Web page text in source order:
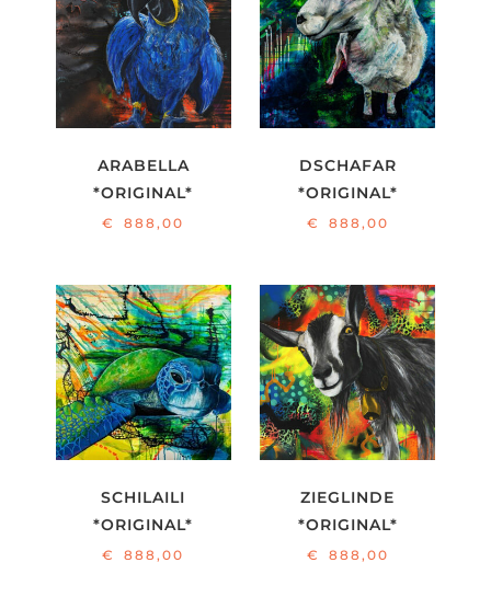
ARABELLA
*ORIGINAL*
€ 888,00
DSCHAFAR
*ORIGINAL*
€ 888,00
SCHILAILI
*ORIGINAL*
€ 888,00
ZIEGLINDE
*ORIGINAL*
€ 888,00